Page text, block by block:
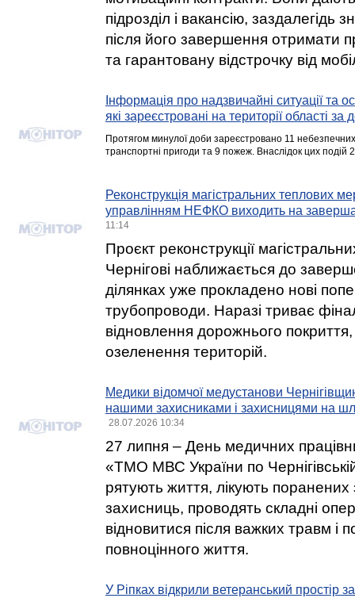
підрозділ і вакансію, заздалегідь
після його завершення отримати
та гарантовану відстрочку від
Інформація про надзвичайні ситуації та
які зареєстровані на території області за
Протягом минулої доби зареєстровано 11
транспортні пригоди та 9 пожеж. Внаслідок цих подій
Реконструкція магістральних теплових
управлінням НЕФКО виходить на
11:14
Проєкт реконструкції
Чернігові наближається до
ділянках уже прокладено нові
трубопроводи. Наразі триває
відновлення дорожнього покриття,
озеленення територій.
Медики відомчої медустанови
нашими захисниками і захисницями на
28.07.2026 10:34
27 липня – День медичних
«ТМО МВС України по
рятують життя, лікують поранених
захисниць, проводять складні
відновитися після важких травм і
повноцінного життя.
У Ріпках відкрили ветеранський простір